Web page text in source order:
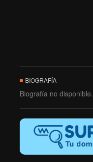
BIOGRAFÍA
Biografía no disponible.